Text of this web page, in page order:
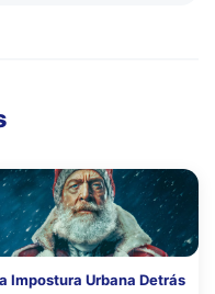
Impostura Urbana Detrás